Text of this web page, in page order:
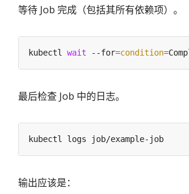
等待 Job 完成（包括其所有依赖项）。
kubectl wait --for=condition=
最后检查 Job 中的日志。
输出应该是：